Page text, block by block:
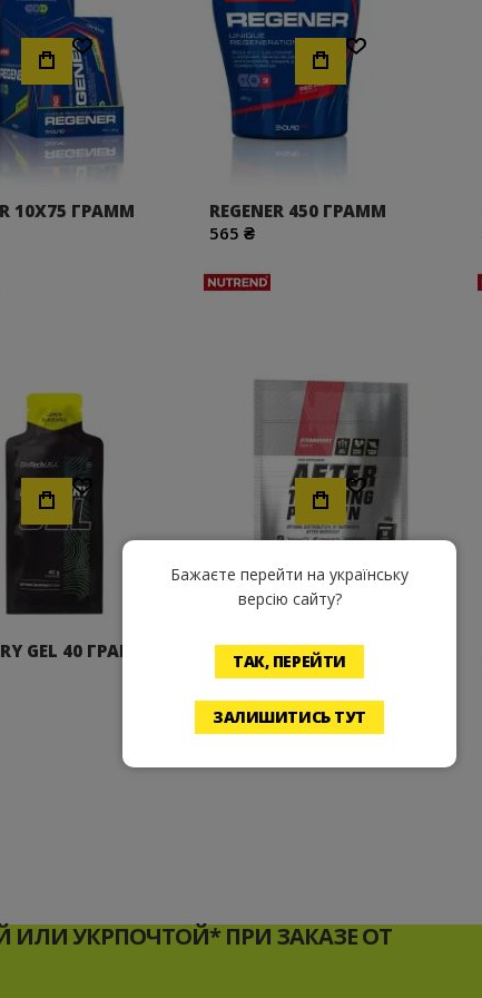
Хочу!
10X75 ГРАММ
Хочу!
REGENER 450 ГРАММ
565 ₴
Хочу!
GEL 40 ГРАММ
Хочу!
AFTER TRAINING PROTEIN
540ГРАММ
ИЛИ УКРПОЧТОЙ* ПРИ ЗАКАЗЕ ОТ
Бажаєте перейти на українську
версію сайту?
ТАК, ПЕРЕЙТИ
ЗАЛИШИТИСЬ ТУТ